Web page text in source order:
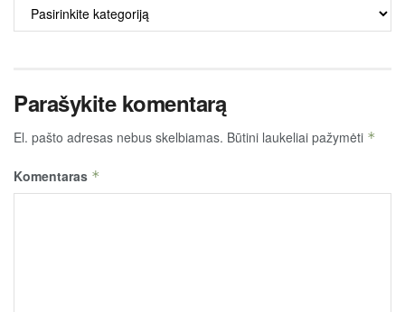
TURINYS
Parašykite komentarą
El. pašto adresas nebus skelbiamas. Būtini laukeliai pažymėti *
Komentaras *